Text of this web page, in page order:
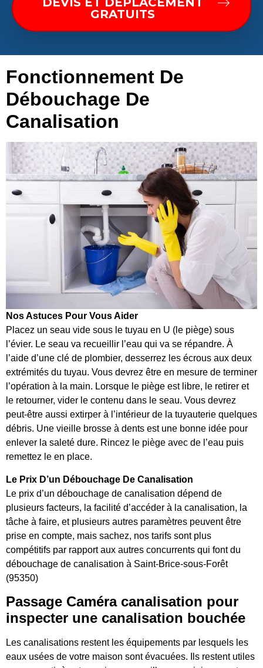
GRATUITS
Fonctionnement De
Débouchage De
Canalisation
Nos Astuces Pour Vous Aider
Placez un seau vide sous le tuyau en U (le piège) sous
l’évier. Le seau va recueillir l’eau qui va se répandre. À
l’aide d’une clé de plombier, desserrez les écrous aux deux
extrémités du tuyau. Vous devrez être en mesure de terminer
l’opération à la main. Lorsque le piège est libre, le retirer et
le retourner, vider le contenu dans le seau. Vous devrez
peut-être aussi extirper à l’intérieur de la tuyauterie quelques
débris. Une vieille brosse à dents est une bonne idée pour
enlever la saleté dure. Rincez le piège avec de l’eau puis
remettez le en place.
Le Prix D’un Débouchage De Canalisation
Le prix d’un débouchage de canalisation dépend de
plusieurs facteurs, la facilité d’accéder à la canalisation, la
tâche à faire, et plusieurs autres paramètres peuvent être
prise en compte, mais sachez, nos tarifs sont plus
compétitifs par rapport aux autres concurrents qui font du
débouchage de canalisation à Saint-Brice-sous-Forêt
(95350)
Passage Caméra canalisation pour
inspecter une canalisation bouchée
Les canalisations restent les équipements par lesquels les
eaux usées de votre maison sont évacuées. Ils restent utiles